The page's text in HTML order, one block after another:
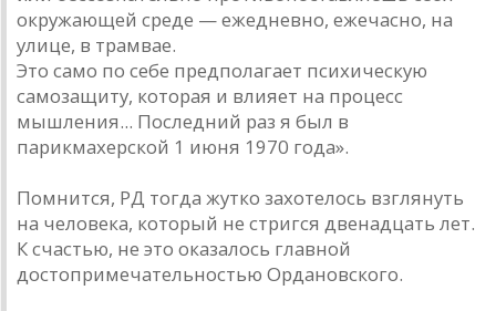
окружающей среде — ежедневно, ежечасно, на
улице, в трамвае.
Это само по себе предполагает психическую
самозащиту, которая и влияет на процесс
мышления... Последний раз я был в
парикмахерской 1 июня 1970 года».
Помнится, РД тогда жутко захотелось взглянуть
на человека, который не стригся двенадцать лет.
К счастью, не это оказалось главной
достопримечательностью Ордановского.